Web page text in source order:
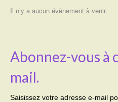
Il n’y a aucun évènement à venir.
Abonnez-vous à
mail.
Saisissez votre adresse e-mail